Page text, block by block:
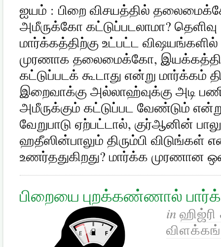
ஐயம் : பிறை விசயத்தில்
அமீருக்கோ கட்டுப்படலாமா?
மார்க்கத்திற்கு உட்பட்ட
முரணாக தலைமைக்கோ,
கட்டுப்படக் கூடாது என்று மார்க்கம்
இறைவாக்கு அல்லாஹ்வுக்கு அடி
அமீருக்கும் கட்டுப்பட வேண்டும்
வேறுபாடு ஏற்பட்டால், குர்ஆனின்
ஹதீஸின்பாலும் திரும்பி விடுங்கள்
உணர்ததுகிறது? மார்க்க
பிறையை புறக்கண்ணால்
in